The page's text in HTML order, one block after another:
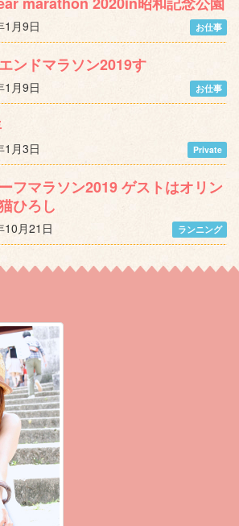
1月9日 お仕事
ンドマラソン2019す
1月9日 お仕事
1月3日 Private
フマラソン2019 ゲストはオリン
ひろし
10月21日 ランニング